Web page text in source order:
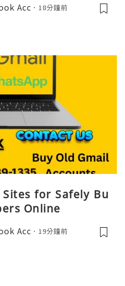
Acc 18分鐘前
for Safely Bu
Online
Acc 19分鐘前